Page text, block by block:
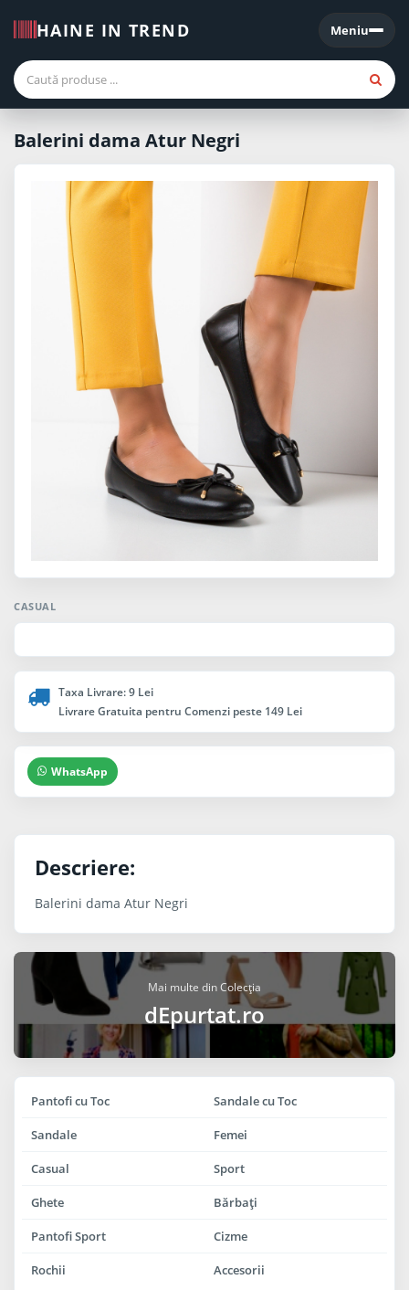
HAINE IN TREND Meniu
Meniu
Balerini dama Atur Negri
CASUAL
Taxa Livrare: 9 Lei
Livrare Gratuita pentru Comenzi peste 149 Lei
WhatsApp
Descriere:
Balerini dama Atur Negri
Mai multe din Colecția
dEpurtat.ro
Pantofi cu Toc Sandale cu Toc
Sandale Femei
Casual Sport
Ghete Bărbaţi
Pantofi Sport Cizme
Rochii Accesorii